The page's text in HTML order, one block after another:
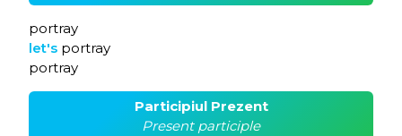
portray
let's portray
portray
Participiul Prezent
Present participle